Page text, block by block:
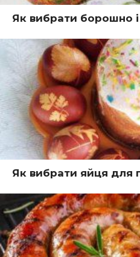
Як вибрати борошно
Як вибрати яйця для